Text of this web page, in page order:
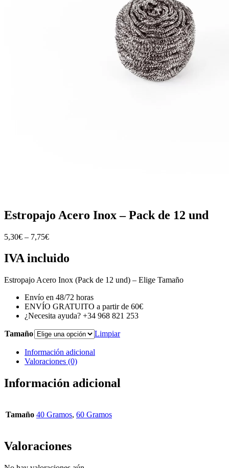
Estropajo Acero Inox – Pack de 12 und
5,30€ – 7,75€
IVA incluido
Estropajo Acero Inox (Pack de 12 und) – Elige Tamaño
Envío en 48/72 horas
ENVÍO GRATUITO a partir de 60€
¿Necesita ayuda? +34 968 821 253
Tamaño Limpiar
Información adicional
Valoraciones (0)
Información adicional
Tamaño 40 Gramos, 60 Gramos
Valoraciones